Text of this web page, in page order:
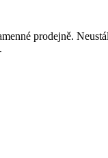
prodejně.